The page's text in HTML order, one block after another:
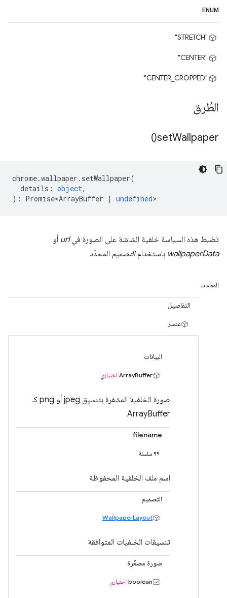
ENUM
"STRETCH"
"CENTER"
"CENTER_CROPPED"
الطُرق
setWallpaper(
)
chrome.wallpaper . setWallpaper(
details : object,
) : Promise<ArrayBuffer | undefined>
تضبط هذه السياسة خلفية الشاشة على الصورة فيurl أو
wallpaperData باستخدامالتصميم المحدّد
المعلمات
التفاصيل
عنصر
البيانات
ArrayBuffer اختياري
صورة الخلفية المشفرة بتنسيق jpeg أو png كـ
ArrayBuffer
filename
سلسلة
اسم ملف الخلفية المحفوظة
التصميم
WallpaperLayout
تنسيقات الخلفيات المتوافقة
صورة مصغّرة
boolean اختياري